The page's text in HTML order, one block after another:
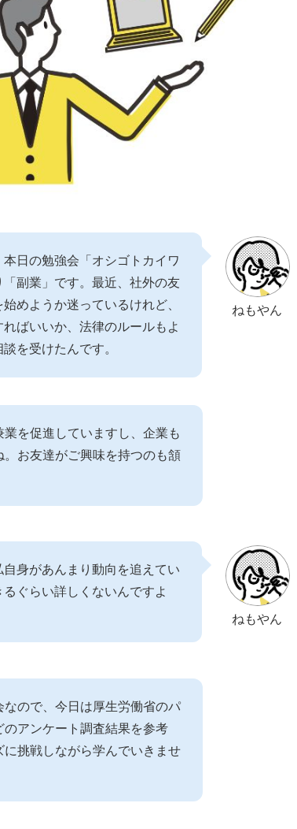
日の勉強会「オシゴトカイワ
副業」です。最近、社外の友
めようか迷っているけれど、
ばいいか、法律のルールもよ
を受けたんです。
ねもやん
を促進していますし、企業も
お友達がご興味を持つのも頷
身があんまり動向を追えてい
ぐらい詳しくないんですよ
ねもやん
ので、今日は厚生労働省のパ
のアンケート調査結果を参考
挑戦しながら学んでいきませ